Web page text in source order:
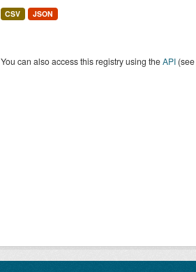
CSV JSON
You can also access this registry using theAPI(see